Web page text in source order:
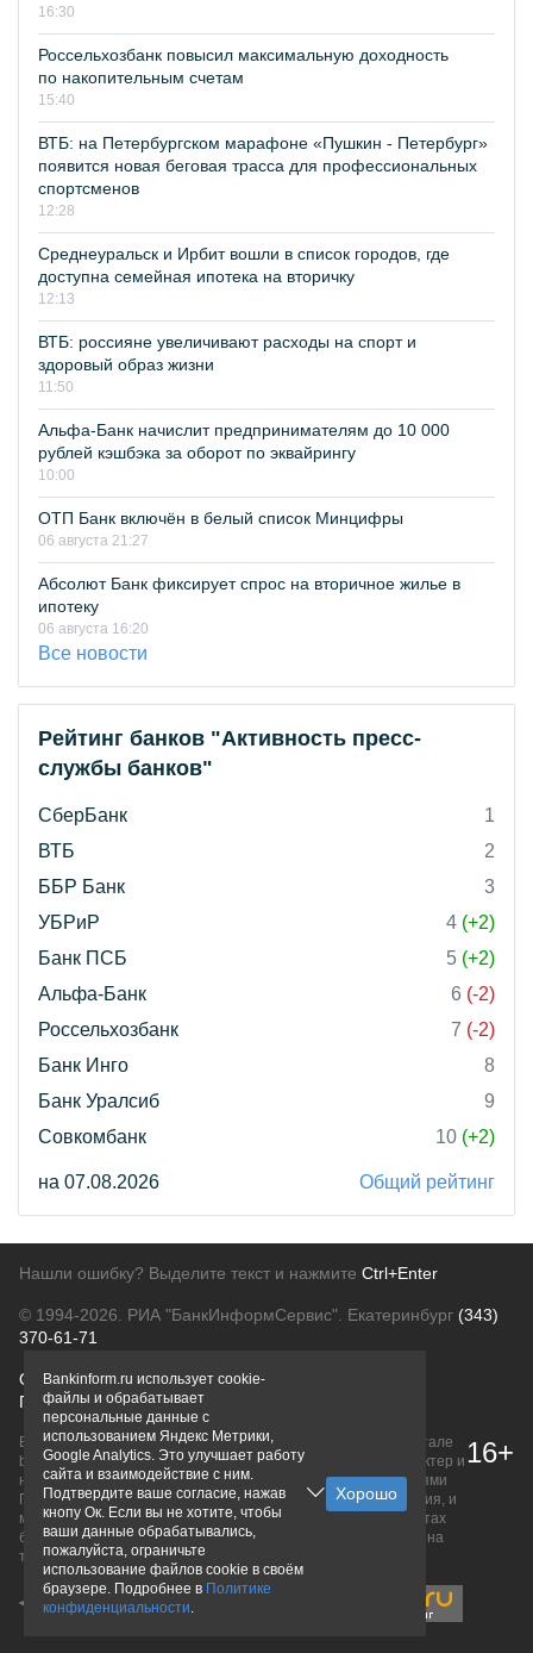
16:30
Россельхозбанк повысил максимальную доходность
по накопительным счетам
15:40
ВТБ: на Петербургском марафоне «Пушкин - Петербург»
появится новая беговая трасса для профессиональных
спортсменов
12:28
Среднеуральск и Ирбит вошли в список городов, где
доступна семейная ипотека на вторичку
12:13
ВТБ: россияне увеличивают расходы на спорт и
здоровый образ жизни
11:50
Альфа-Банк начислит предпринимателям до 10 000
рублей кэшбэка за оборот по эквайрингу
10:00
ОТП Банк включён в белый список Минцифры
06 августа 21:27
Абсолют Банк фиксирует спрос на вторичное жилье в
ипотеку
06 августа 16:20
Все новости
Рейтинг банков "Активность пресс-
службы банков"
СберБанк
1
ВТБ
2
ББР Банк
3
УБРиР
4 (+2)
Банк ПСБ
5 (+2)
Альфа-Банк
6 (-2)
Россельхозбанк
7 (-2)
Банк Инго
8
Банк Уралсиб
9
Совкомбанк
10 (+2)
на 07.08.2026 Общий рейтинг
Нашли ошибку? Выделите текст и нажмите Ctrl+Enter
© 1994-2026. РИА "БанкИнформСервис". Екатеринбург (343)
370-61-71
О проектеПолитика конфиденциальности
Правовая информацияДля рекламодателей
Вся информация о продуктах банков, размещенная на портале
bankinform.ru, носит исключительно ознакомительный характер и
не является публичной офертой, определяемой положениями
ГК РФ. Информация не содержит точного и полного описания, и
может быть изменена. Конечные условия уточняйте на сайтах
банков или при личном обращении. Исключительное право на
товарные знаки принадлежит их правообладателям.
16+
Bankinform.ru использует cookie-
файлы и обрабатывает
персональные данные с
использованием Яндекс Метрики,
Google Analytics. Это улучшает работу
сайта и взаимодействие с ним.
Подтвердите ваше согласие, нажав
кнопу Ок. Если вы не хотите, чтобы
ваши данные обрабатывались,
пожалуйста, ограничьте
использование файлов cookie в своём
браузере. Подробнее в Политике
конфиденциальности.